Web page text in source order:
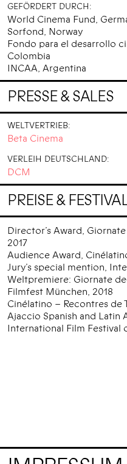
GEFÖRDERT DURCH:
World Cinema Fund,
Sorfond, Norway
Fondo para el desarrollo
Colombia
INCAA, Argentina
PRESSE & SALES
WELTVERTRIEB:
Beta Cinema
VERLEIH DEUTSCHLAND:
DCM
PREISE &
Director’s Award,
2017
Audience Award,
Jury’s special mention,
Weltpremiere: Giornate
Filmfest München, 2018
Cinélatino – Recontres de
Ajaccio Spanish and Latin
International Film Festival